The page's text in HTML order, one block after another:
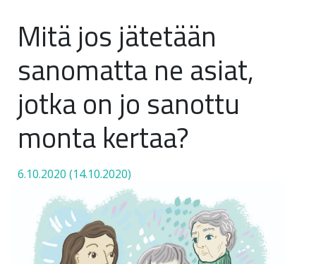
Mitä jos jätetään
sanomatta ne asiat,
jotka on jo sanottu
monta kertaa?
6.10.2020 (14.10.2020)